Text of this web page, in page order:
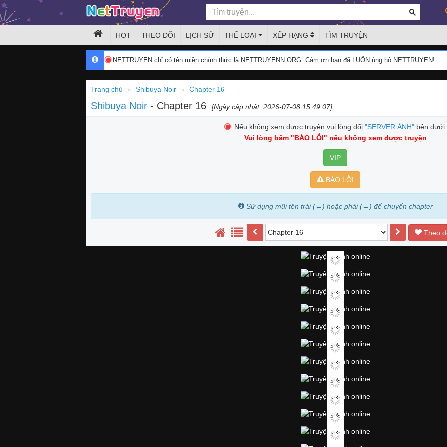
HOT THEO DÕI LỊCH SỬ THỂ LOẠI XẾP HẠNG TÌM TRUYỆN
NETTRUYEN chỉ có tên miền chính thức là NETTRUYENN.ORG. Cảm ơn bạn đã LUÔN ủng hộ NETTRUYEN!
Trang chủ Shibuya Noir Chapter 16
Shibuya Noir - Chapter 16 [Ngày cập nhật: 2026-07-08 15:49:07]
Nếu không xem được truyện vui lòng đổi "SERVER ẢNH" bên dưới
Vui lòng bấm "BÁO LỖI" nếu không xem được truyện
VIP
BÁO LỖI
Sử dụng mũi tên trái (←) hoặc phải (→) để chuyển chapter
Theo